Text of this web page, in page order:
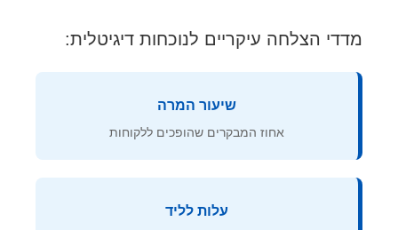
מדדי הצלחה עיקריים לנוכחות דיגיטלית:
שיעור המרה
אחוז המבקרים שהופכים ללקוחות
עלות לליד